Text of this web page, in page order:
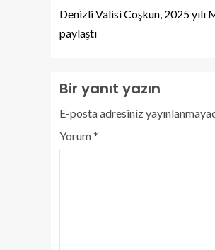
Denizli Valisi Coşkun, 2025 yılı
paylaştı
Bir yanıt yazın
E-posta adresiniz
Yorum*